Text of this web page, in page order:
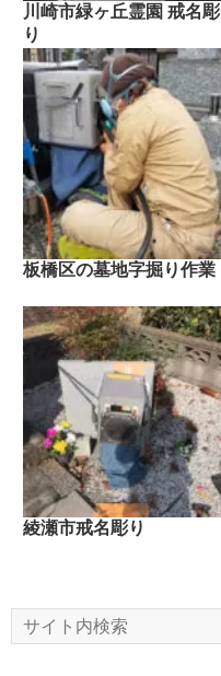
川崎市緑ヶ丘霊園 戒名彫
り
板橋区の墓地字掘り作業
綾瀬市戒名彫り